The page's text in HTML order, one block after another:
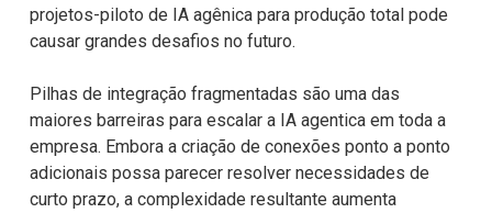
projetos-piloto de IA agênica para produção total pode
causar grandes desafios no futuro.
Pilhas de integração fragmentadas são uma das
maiores barreiras para escalar a IA agentica em toda a
empresa. Embora a criação de conexões ponto a ponto
adicionais possa parecer resolver necessidades de
curto prazo, a complexidade resultante aumenta